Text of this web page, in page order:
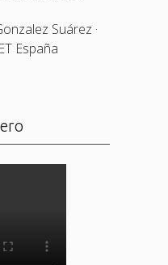
Suárez ·
España